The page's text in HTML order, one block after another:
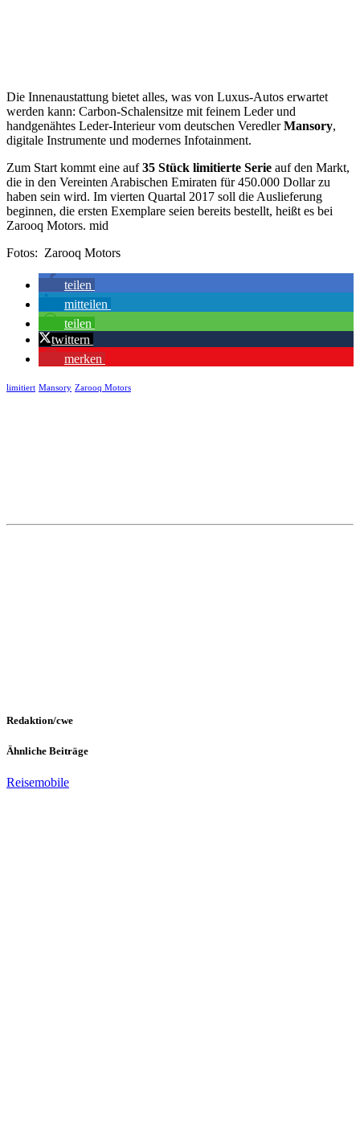
Die Innenaustattung bietet alles, was von Luxus-Autos erwartet
werden kann: Carbon-Schalensitze mit feinem Leder und
handgenähtes Leder-Interieur vom deutschen VeredlerMansory,
digitale Instrumente und modernes Infotainment.
Zum Start kommt eine auf35 Stück limitierte Serie auf den Markt,
die in den Vereinten Arabischen Emiraten für 450.000 Dollar zu
haben sein wird. Im vierten Quartal 2017 soll die Auslieferung
beginnen, die ersten Exemplare seien bereits bestellt, heißt es bei
Zarooq Motors. mid
Fotos: Zarooq Motors
teilen
mitteilen
teilen
twittern
merken
limitiert Mansory Zarooq Motors
Redaktion/cwe
Ähnliche Beiträge
Reisemobile